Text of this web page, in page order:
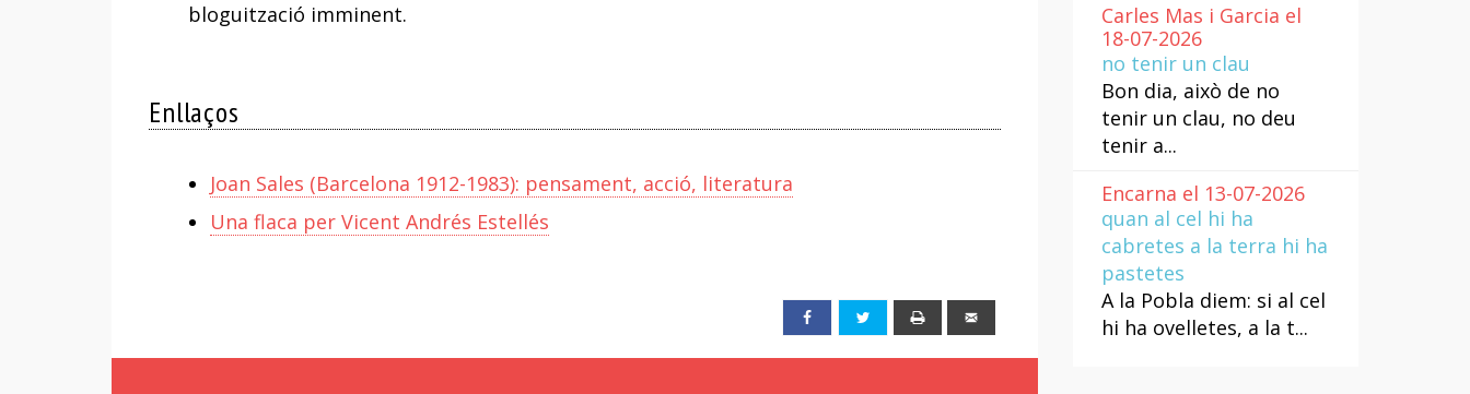
bloguització imminent.
Enllaços
Joan Sales (Barcelona 1912-1983): pensament, acció, literatura
Una flaca per Vicent Andrés Estellés
Facebook Twitter
Carles Mas i Garcia el
18-07-2026
no tenir un clau
Bon dia, això de no
tenir un clau, no deu
tenir a...
Encarna el 13-07-2026
quan al cel hi ha
cabretes a la terra hi ha
pastetes
A la Pobla diem: si al cel
hi ha ovelletes, a la t...